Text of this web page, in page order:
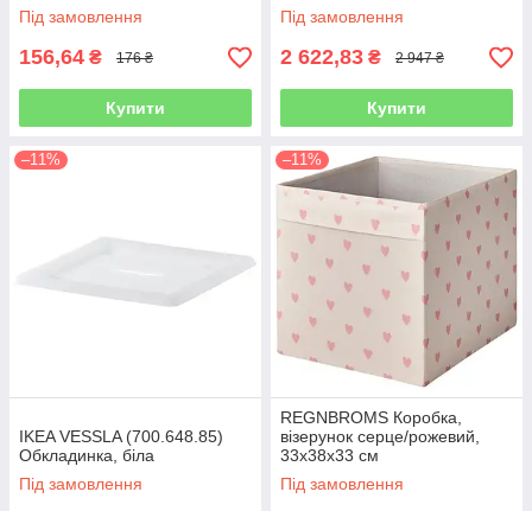
Під замовлення
156,64 ₴ 176 ₴
Купити
Під замовлення
2 622,83 ₴ 2 947 ₴
Купити
–11%
IKEA VESSLA (700.648.85)
Обкладинка, біла
Під замовлення
–11%
REGNBROMS Коробка,
візерунок серце/рожевий,
33х38х33 см
Під замовлення